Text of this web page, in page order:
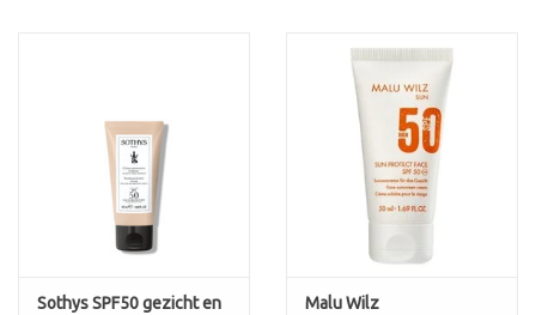
Sothys SPF50 gezicht en
Malu Wilz